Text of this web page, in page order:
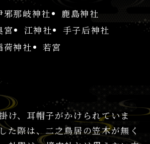
邪那岐神社
鹿島神社
宮 江神社
手子后神社
荷神社 若宮
け、耳帽子がかけられていま
た際は、二之鳥居の笠木が無く